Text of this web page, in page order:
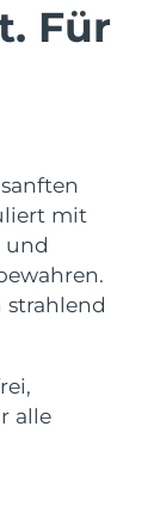
Für
mit
und
alle